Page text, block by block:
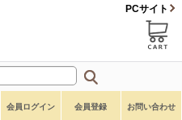
PCサイト
会員ログイン 会員登録 お問い合わせ